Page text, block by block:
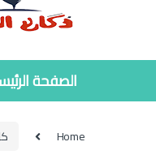
الصفحة
Home